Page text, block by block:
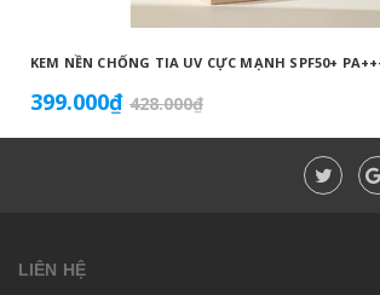
399.000₫ 428.000₫
LIÊN HỆ